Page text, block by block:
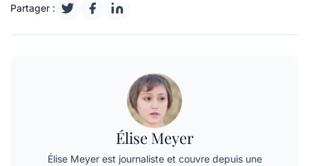
Partager :
Élise Meyer
Élise Meyer est journaliste et couvre depuis une